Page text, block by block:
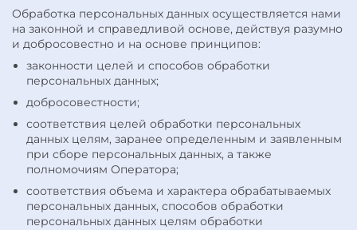
Обработка персональных данных осуществляется нами
на законной и справедливой основе, действуя разумно
и добросовестно и на основе принципов:
законности целей и способов обработки
персональных данных;
добросовестности;
соответствия целей обработки персональных
данных целям, заранее определенным и заявленным
при сборе персональных данных, а также
полномочиям Оператора;
соответствия объема и характера обрабатываемых
персональных данных, способов обработки
персональных данных целям обработки